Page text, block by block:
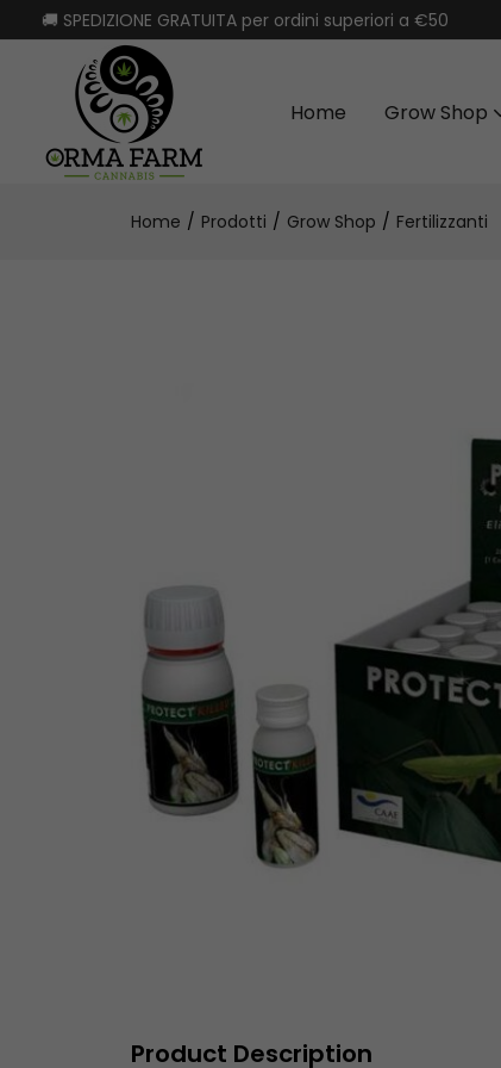
🚚 SPEDIZIONE GRATUITA per ordini superiori a €50
Home Grow Shop
Home Prodotti Grow Shop Fertilizzanti
Product Description